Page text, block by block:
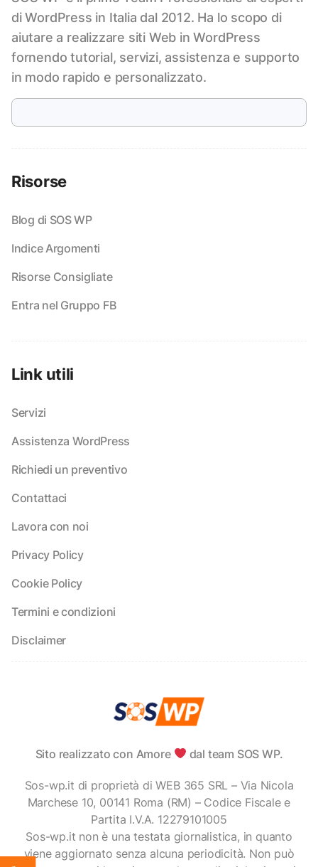
di WordPress in Italia dal 2012. Ha lo scopo di
aiutare a realizzare siti Web in WordPress
fornendo tutorial, servizi, assistenza e supporto
in modo rapido e personalizzato.
Risorse
Blog di SOS WP
Indice Argomenti
Risorse Consigliate
Entra nel Gruppo FB
Link utili
Servizi
Assistenza WordPress
Richiedi un preventivo
Contattaci
Lavora con noi
Privacy Policy
Cookie Policy
Termini e condizioni
Disclaimer
Sito realizzato con Amore dal team SOS WP.
Sos-wp.it di proprietà di WEB 365 SRL – Via Nicola
Marchese 10, 00141 Roma (RM) – Codice Fiscale e
Partita I.V.A. 12279101005
Sos-wp.it non è una testata giornalistica, in quanto
viene aggiornato senza alcuna periodicità. Non può